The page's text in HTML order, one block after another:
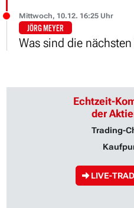
Mittwoch, 10.12. 16:25 Uhr
JÖRG MEYER
Echtzeit-
der
Trading-
LIVE-